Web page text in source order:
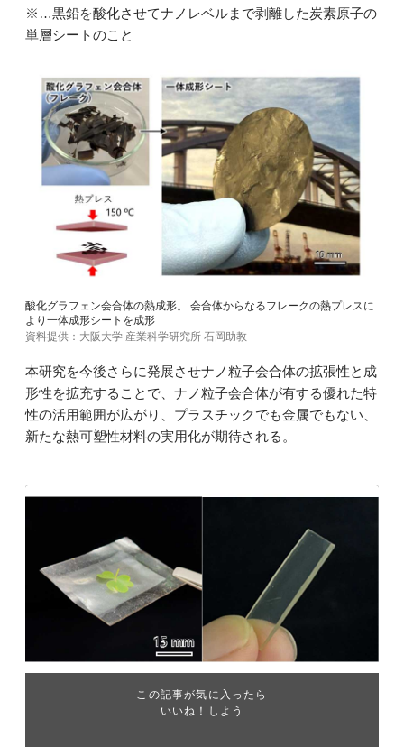
※…黒鉛を酸化させてナノレベルまで剥離した炭素原子の
単層シートのこと
酸化グラフェン会合体の熱成形。 会合体からなるフレークの熱プレスに
より一体成形シートを成形
資料提供：大阪大学 産業科学研究所 石岡助教
本研究を今後さらに発展させナノ粒子会合体の拡張性と成
形性を拡充することで、ナノ粒子会合体が有する優れた特
性の活用範囲が広がり、プラスチックでも金属でもない、
新たな熱可塑性材料の実用化が期待される。
この記事が気に入ったら
いいね！しよう